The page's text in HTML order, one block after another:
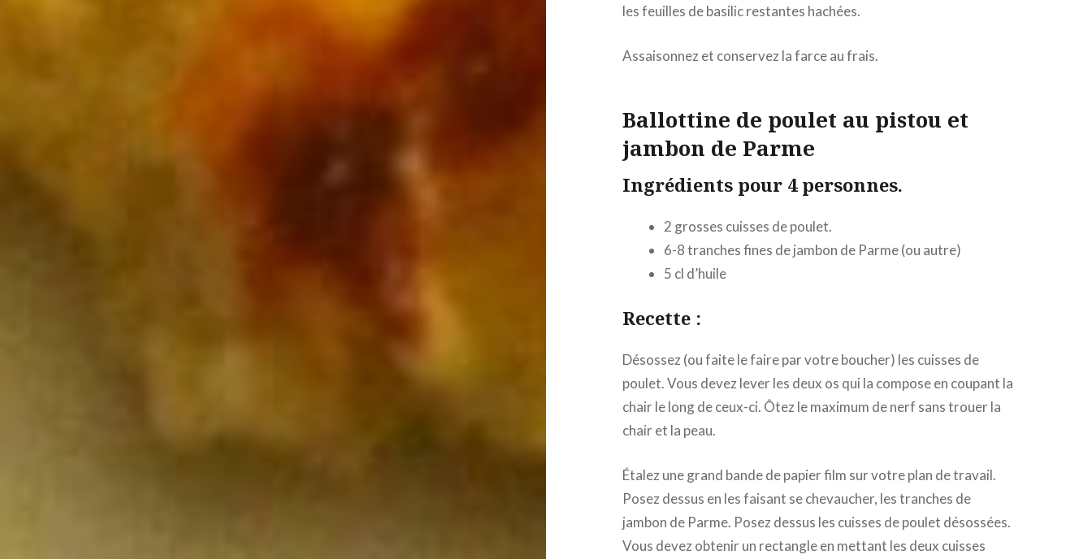
les feuilles de basilic restantes hachées.
Assaisonnez et conservez la farce au frais.
Ballottine de poulet au pistou et
jambon de Parme
Ingrédients pour 4 personnes.
2 grosses cuisses de poulet.
6-8 tranches fines de jambon de Parme (ou autre)
5 cl d’huile
Recette :
Désossez (ou faite le faire par votre boucher) les cuisses de
poulet. Vous devez lever les deux os qui la compose en coupant la
chair le long de ceux-ci. Ôtez le maximum de nerf sans trouer la
chair et la peau.
Étalez une grand bande de papier film sur votre plan de travail.
Posez dessus en les faisant se chevaucher, les tranches de
jambon de Parme. Posez dessus les cuisses de poulet désossées.
Vous devez obtenir un rectangle en mettant les deux cuisses